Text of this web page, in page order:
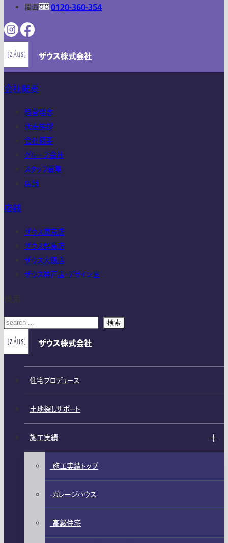
関西
0120-360-354
会社概要
経営理念
代表挨拶
会社概要
グループ会社
スタッフ募集
店舗
店舗
ザウス東京店
ザウス群馬店
ザウス大阪店
ザウス神戸店・デザイン室
検索
住宅プロデュース
土地探しサポート
施工実績
施工実績トップ
ガレージハウス
高級住宅